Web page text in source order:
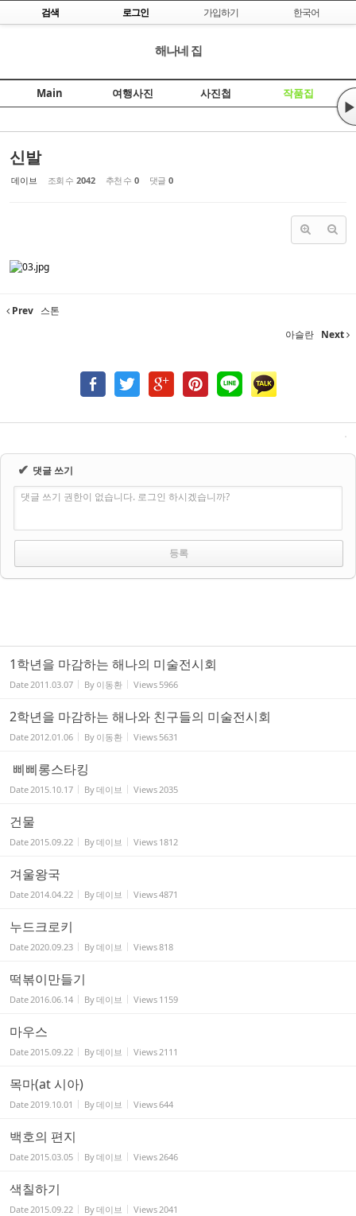
Skip to content
검색 로그인 가입하기 한국어
해나네 집
Main 여행사진 사진첩 작품집
▶
신발
데이브 조회 수 2042 추천 수 0 댓글 0
Prev 스톤
아슬란 Next
✔ 댓글 쓰기
댓글 쓰기 권한이 없습니다. 로그인 하시겠습니까?
1학년을 마감하는 해나의 미술전시회
Date2011.03.07 By 이동환 Views 5966
2학년을 마감하는 해나와 친구들의 미술전시회
Date2012.01.06 By 이동환 Views 5631
삐삐롱스타킹
Date2015.10.17 By데이브 Views2035
건물
Date2015.09.22 By데이브 Views 1812
겨울왕국
Date2014.04.22 By데이브 Views4871
누드크로키
Date2020.09.23 By데이브 Views818
떡볶이만들기
Date2016.06.14 By데이브 Views 1159
마우스
Date2015.09.22 By데이브 Views2111
목마(at 시아)
Date2019.10.01 By데이브 Views644
백호의 편지
Date2015.03.05 By데이브 Views2646
색칠하기
Date2015.09.22 By데이브 Views2041
Sketchbook5, 스케치북5
Sketchbook5, 스케치북5